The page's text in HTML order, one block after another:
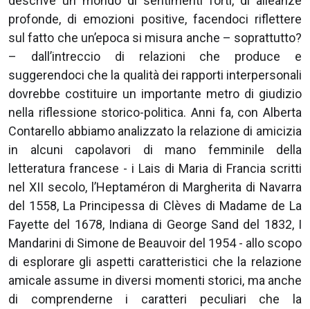
profonde, di emozioni positive, facendoci riflettere
sul fatto che un’epoca si misura anche – soprattutto?
– dall’intreccio di relazioni che produce e
suggerendoci che la qualità dei rapporti interpersonali
dovrebbe costituire un importante metro di giudizio
nella riflessione storico-politica. Anni fa, con Alberta
Contarello abbiamo analizzato la relazione di amicizia
in alcuni capolavori di mano femminile della
letteratura francese - i Lais di Maria di Francia scritti
nel XII secolo, l’Heptaméron di Margherita di Navarra
del 1558, La Principessa di Clèves di Madame de La
Fayette del 1678, Indiana di George Sand del 1832, I
Mandarini di Simone de Beauvoir del 1954 - allo scopo
di esplorare gli aspetti caratteristici che la relazione
amicale assume in diversi momenti storici, ma anche
di comprenderne i caratteri peculiari che la